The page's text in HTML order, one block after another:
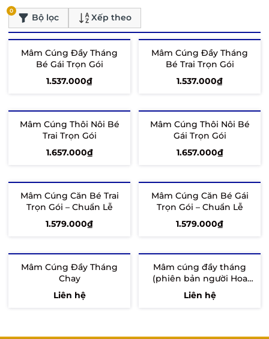
Bộ lọc
0
Xếp theo
Mâm Cúng Đầy Tháng
Bé Gái Trọn Gói
1.537.000₫
Mâm Cúng Đầy Tháng
Bé Trai Trọn Gói
1.537.000₫
Mâm Cúng Thôi Nôi Bé
Trai Trọn Gói
1.657.000₫
Mâm Cúng Thôi Nôi Bé
Gái Trọn Gói
1.657.000₫
Mâm Cúng Căn Bé Trai
Trọn Gói – Chuẩn Lễ
1.579.000₫
Mâm Cúng Căn Bé Gái
Trọn Gói – Chuẩn Lễ
1.579.000₫
Mâm Cúng Đầy Tháng
Chay
Liên hệ
Mâm cúng đầy tháng
(phiên bản người Hoa
theo yêu cầu)
Liên hệ